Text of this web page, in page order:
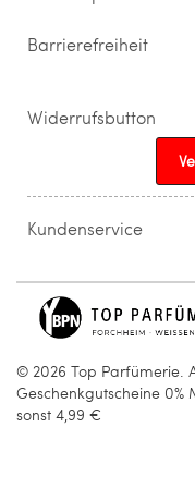
Barrierefreiheit
Widerrufsbutton
Kundenservice
© 2026 Top Parfümerie.
Geschenkgutscheine
sonst 4,99 €